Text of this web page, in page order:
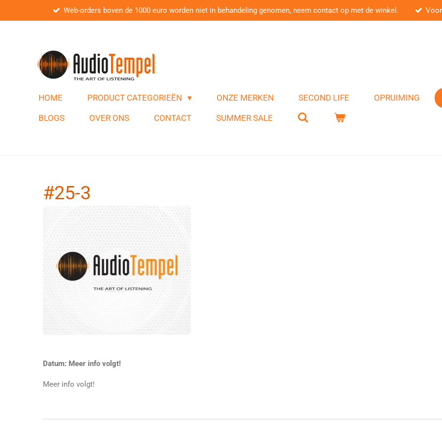
hoofdinhoud
Web-orders boven de 1000 euro worden niet in behandeling genomen, neem contact op met de winkel.
HOME PRODUCT CATEGORIEËN ONZE MERKEN SECOND LIFE OPRUIMING
BLOGS OVER ONS CONTACT SUMMER SALE
#25-3
Datum: Meer info volgt!
Meer info volgt!